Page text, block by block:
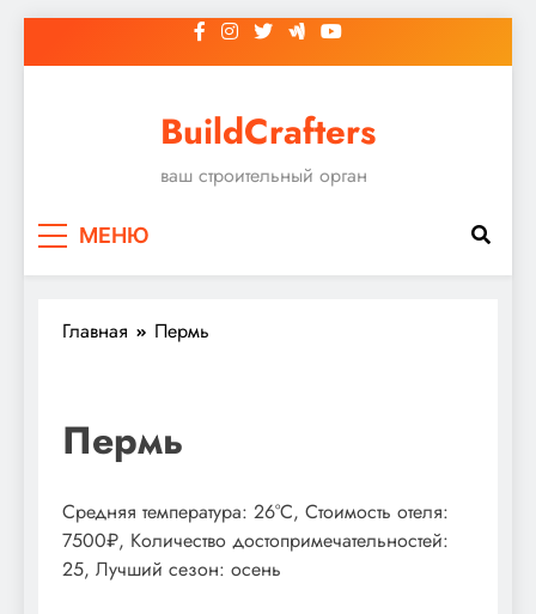
к
BuildCrafters
ваш строительный орган
МЕНЮ
Главная Пермь
Пермь
Средняя температура: 26°C, Стоимость отеля:
7500₽, Количество достопримечательностей:
25, Лучший сезон: осень